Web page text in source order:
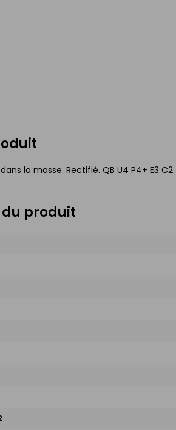
la masse. Rectifié. QB U4 P4+ E3
produit